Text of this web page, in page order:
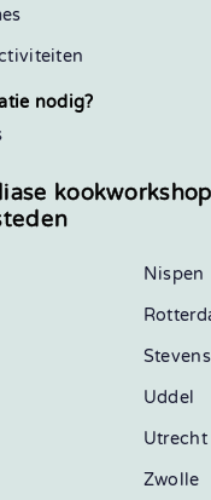
nodig?
Nispen
Uddel
Utrecht
Zwolle